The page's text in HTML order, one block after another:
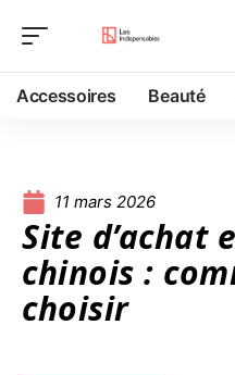
Accessoires Beauté
11 mars 2026
Site d’achat
chinois :
choisir